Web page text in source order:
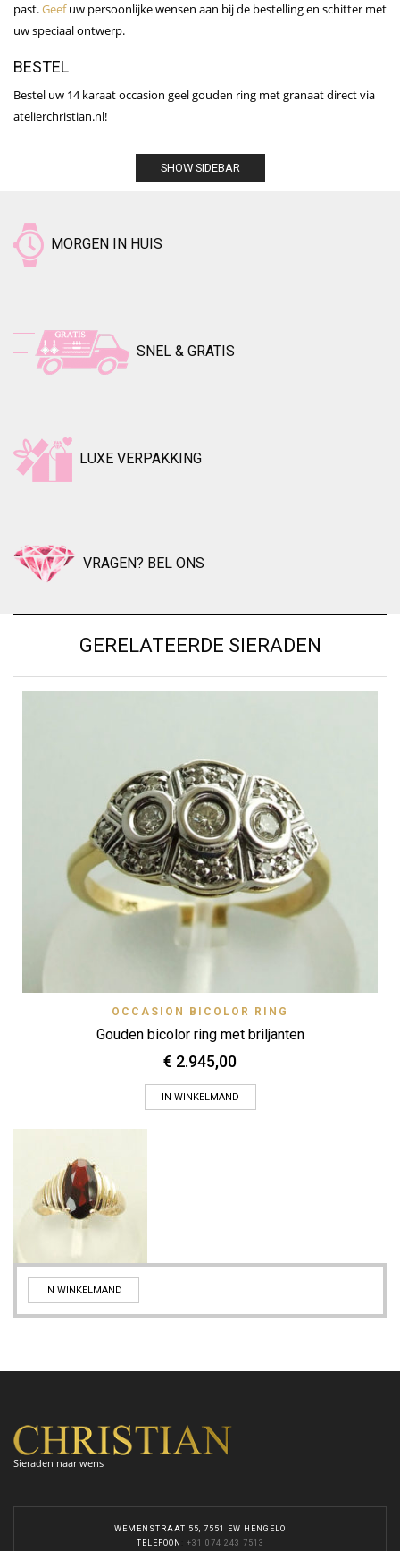
past.Geefuw persoonlijke wensen aan bij de bestelling en schitter met
uw speciaal ontwerp.
BESTEL
Bestel uw 14 karaat occasion geel gouden ring met granaat direct via
atelierchristian.nl!
SHOW SIDEBAR
MORGEN IN HUIS
SNEL & GRATIS
LUXE VERPAKKING
VRAGEN? BEL ONS
GERELATEERDE SIERADEN
OCCASION BICOLOR RING
Gouden bicolor ring met briljanten
€ 2.945,00
IN WINKELMAND
IN WINKELMAND
Sieraden naar wens
WEMENSTRAAT 55, 7551 EW HENGELO
TELEFOON
+31 074 243 7513